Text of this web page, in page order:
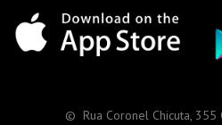
© Rua Coronel Chicuta, 355